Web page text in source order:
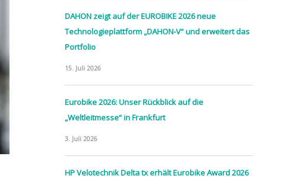
DAHON zeigt auf der EUROBIKE 2026 neue
Technologieplattform „DAHON-V“ und erweitert das
Portfolio
15. Juli 2026
Eurobike 2026: Unser Rückblick auf die
„Weltleitmesse“ in Frankfurt
3. Juli 2026
HP Velotechnik Delta tx erhält Eurobike Award 2026